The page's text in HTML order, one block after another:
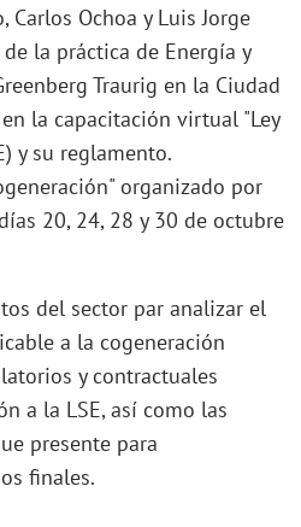
Carlos Ochoa y Luis Jorge
la práctica de Energía y
Traurig en la Ciudad
la capacitación virtual "Ley
y su reglamento.
organizado por
20, 24, 28 y 30 de octubre
del sector par analizar el
a la cogeneración
y contractuales
a la LSE, así como las
presente para
finales.